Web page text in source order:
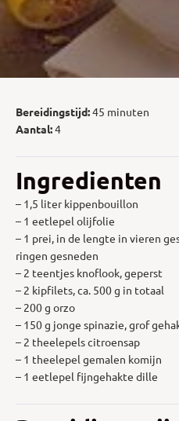
Bereidingstijd:45 minuten
Aantal:4
Ingredienten
– 1,5 liter kippenbouillon
– 1 eetlepel olijfolie
– 1 prei, in de lengte in vieren
ringen gesneden
– 2 teentjes knoflook, geperst
– 2 kipfilets, ca. 500 g in totaal
– 200 g orzo
– 150 g jonge spinazie, grof
– 2 theelepels citroensap
– 1 theelepel gemalen komijn
– 1 eetlepel fijngehakte dille